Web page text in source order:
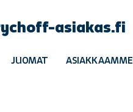
asiakas.fi
JUOMAT ASIAKKAAMME